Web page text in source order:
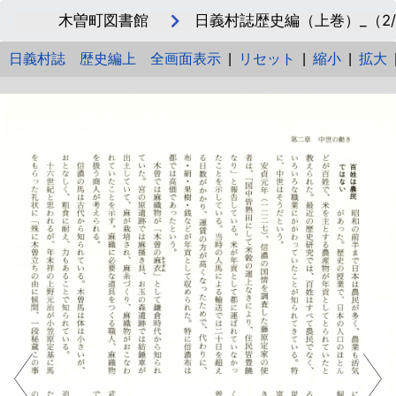
木曽町図書館 日義村誌歴史編（上巻）_（